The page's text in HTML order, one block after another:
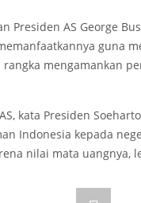
Presiden AS George
guna
mengamankan
kata Presiden
Indonesia kepada
nilai mata uangnya,